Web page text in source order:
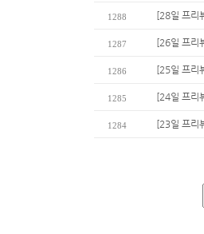
1288 [28일 프리
1287 [26일 프리
1286 [25일 프리
1285 [24일 프리
1284 [23일 프리